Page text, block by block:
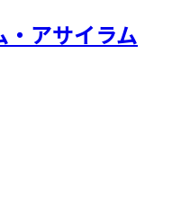
アサイラム